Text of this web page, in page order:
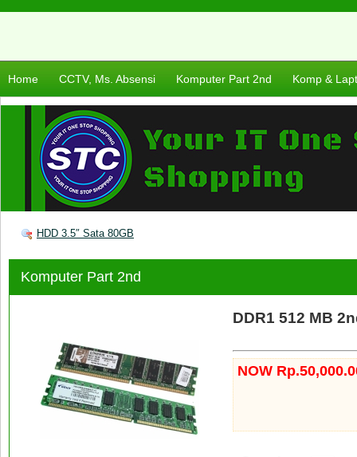
Home CCTV, Ms. Absensi Komputer Part 2nd Komp &
HDD 3.5″ Sata 80GB
Komputer Part 2nd
DDR1 512 MB
NOW